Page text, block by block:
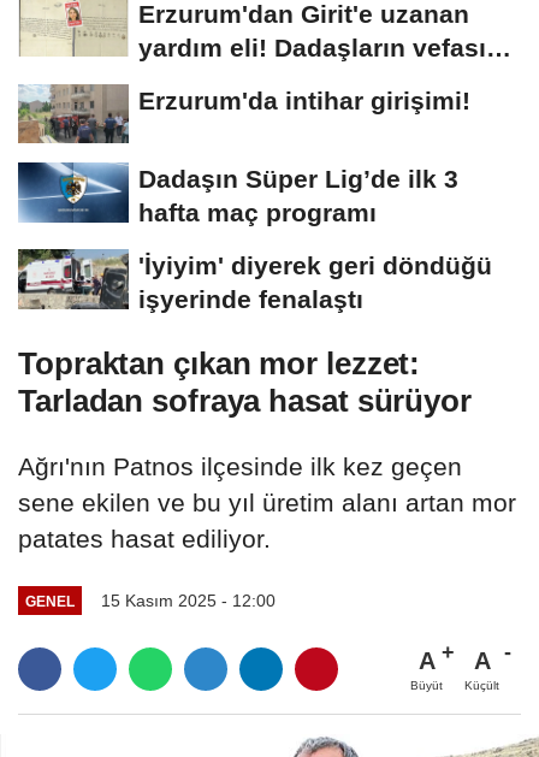
Erzurum'dan Girit'e uzanan
yardım eli! Dadaşların vefası
Erzurum'da intihar girişimi!
Dadaşın Süper Lig’de ilk 3
hafta maç programı
'İyiyim' diyerek geri döndüğü
işyerinde fenalaştı
Topraktan çıkan mor lezzet:
Tarladan sofraya hasat sürüyor
Ağrı'nın Patnos ilçesinde ilk kez geçen
sene ekilen ve bu yıl üretim alanı artan mor
patates hasat ediliyor.
GENEL 15 Kasım 2025 - 12:00
A
Büyüt
A
Küçült